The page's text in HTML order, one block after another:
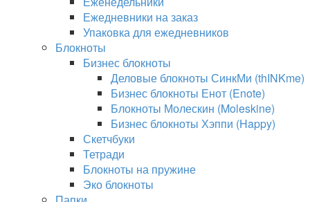
Ежедневники на заказ
Упаковка для ежедневников
Блокноты
Бизнес блокноты
Деловые блокноты СинкМи (thINKme)
Бизнес блокноты Енот (Enote)
Блокноты Молескин (Moleskine)
Бизнес блокноты Хэппи (Happy)
Скетчбуки
Тетради
Блокноты на пружине
Эко блокноты